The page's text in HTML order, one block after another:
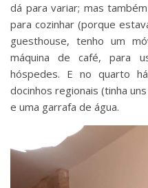
dá para variar; mas
para cozinhar (porque
guesthouse, tenho um
máquina de café, para
hóspedes. E no quarto
docinhos regionais (tinha
e uma garrafa de água.